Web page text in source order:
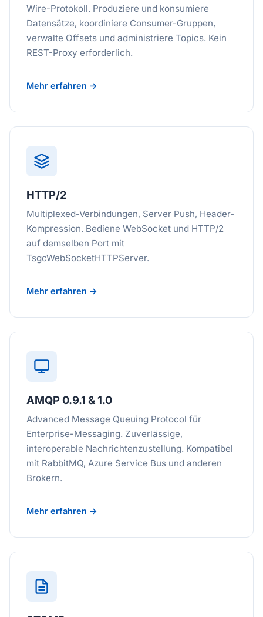
Wire-Protokoll. Produziere und konsumiere
Datensätze, koordiniere Consumer-Gruppen,
verwalte Offsets und administriere Topics. Kein
REST-Proxy erforderlich.
Mehr erfahren →
HTTP/2
Multiplexed-Verbindungen, Server Push, Header-
Kompression. Bediene WebSocket und HTTP/2
auf demselben Port mit
TsgcWebSocketHTTPServer.
Mehr erfahren →
AMQP 0.9.1 & 1.0
Advanced Message Queuing Protocol für
Enterprise-Messaging. Zuverlässige,
interoperable Nachrichtenzustellung. Kompatibel
mit RabbitMQ, Azure Service Bus und anderen
Brokern.
Mehr erfahren →